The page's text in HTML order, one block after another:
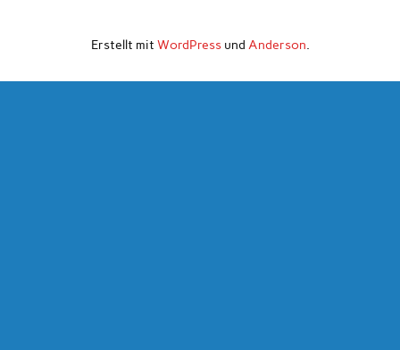
Erstellt mit WordPressund Anderson